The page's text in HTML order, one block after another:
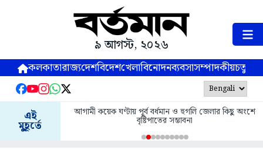
৯ আগস্ট, ২০২৬
কলকাতারাজ্যদেশবিদেশখেলাবিনোদনব্যবসাসম্পাদকীয়
এই
মুহূর্তে
আগামী কয়েক ঘণ্টায় পূর্ব বর্ধমান ও হুগলি জেলার কিছু অংশে
বৃষ্টিপাতের সম্ভাবনা